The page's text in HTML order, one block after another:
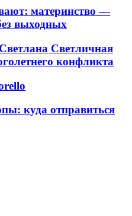
материнство —
выходных
Светличная
конфликта
куда отправиться